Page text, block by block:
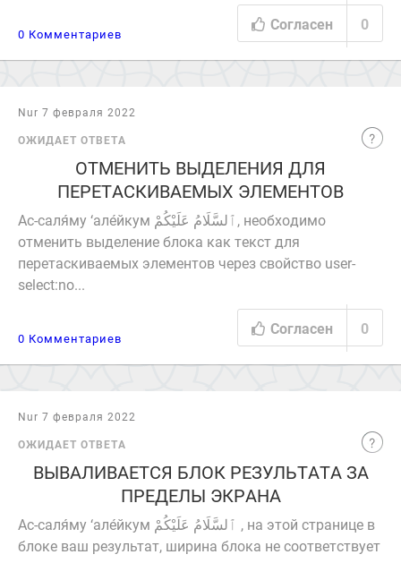
0 Комментариев
Согласен 0
Nur 7 февраля 2022
ОЖИДАЕТ ОТВЕТА
ОТМЕНИТЬ ВЫДЕЛЕНИЯ ДЛЯ
ПЕРЕТАСКИВАЕМЫХ ЭЛЕМЕНТОВ
Ас-саля́му ‘але́йкум ٱلسَّلَامُ عَلَيْكُمْ‎, необходимо
отменить выделение блока как текст для
перетаскиваемых элементов через свойство user-
select:no...
0 Комментариев
Согласен 0
Nur 7 февраля 2022
ОЖИДАЕТ ОТВЕТА
ВЫВАЛИВАЕТСЯ БЛОК РЕЗУЛЬТАТА ЗА
ПРЕДЕЛЫ ЭКРАНА
Ас-саля́му ‘але́йкум ٱلسَّلَامُ عَلَيْكُمْ‎ , на этой странице в
блоке ваш результат, ширина блока не соответствует